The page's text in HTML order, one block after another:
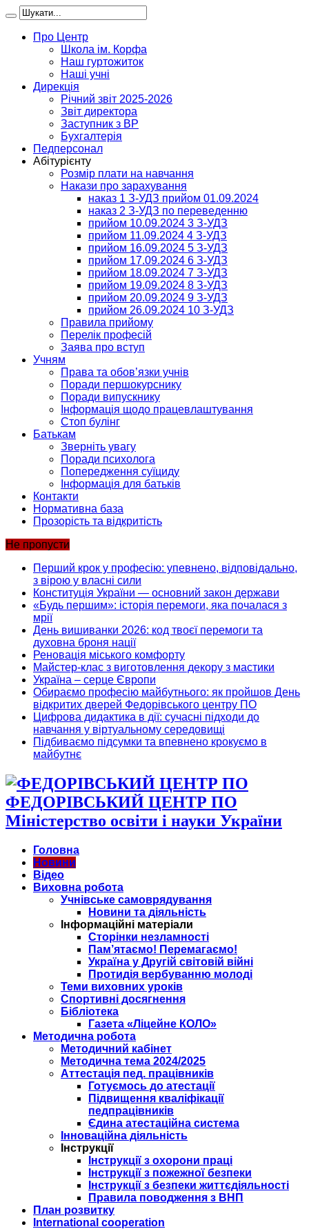
Про Центр
Школа ім. Корфа
Наш гуртожиток
Наші учні
Дирекція
Річний звіт 2025-2026
Звіт директора
Заступник з ВР
Бухгалтерія
Педперсонал
Абітурієнту
Розмір плати на навчання
Накази про зарахування
наказ 1 З-УДЗ прийом 01.09.2024
наказ 2 З-УДЗ по переведенню
прийом 10.09.2024 3 З-УДЗ
прийом 11.09.2024 4 З-УДЗ
прийом 16.09.2024 5 З-УДЗ
прийом 17.09.2024 6 З-УДЗ
прийом 18.09.2024 7 З-УДЗ
прийом 19.09.2024 8 З-УДЗ
прийом 20.09.2024 9 З-УДЗ
прийом 26.09.2024 10 З-УДЗ
Правила прийому
Перелік професій
Заява про вступ
Учням
Права та обов’язки учнів
Поради першокурснику
Поради випускнику
Інформація щодо працевлаштування
Стоп булінг
Батькам
Зверніть увагу
Поради психолога
Попередження суїциду
Інформація для батьків
Контакти
Нормативна база
Прозорість та відкритість
Не пропусти
Перший крок у професію: упевнено, відповідально,
з вірою у власні сили
Конституція України — основний закон держави
«Будь першим»: історія перемоги, яка почалася з
мрії
День вишиванки 2026: код твоєї перемоги та
духовна броня нації
Реновація міського комфорту
Майстер-клас з виготовлення декору з мастики
Україна – серце Європи
Обираємо професію майбутнього: як пройшов День
відкритих дверей Федорівського центру ПО
Цифрова дидактика в дії: сучасні підходи до
навчання у віртуальному середовищі
Підбиваємо підсумки та впевнено крокуємо в
майбутнє
ФЕДОРІВСЬКИЙ ЦЕНТР ПО
Міністерство освіти і науки України
Головна
Новини
Відео
Виховна робота
Учнівське самоврядування
Новини та діяльність
Інформаційні матеріали
Сторінки незламності
Пам’ятаємо! Перемагаємо!
Україна у Другій світовій війні
Протидія вербуванню молоді
Теми виховних уроків
Спортивні досягнення
Бібліотека
Газета «Ліцейне КОЛО»
Методична робота
Методичний кабінет
Методична тема 2024/2025
Аттестація пед. працівників
Готуємось до атестації
Підвищення кваліфікації
педпрацівників
Єдина атестаційна система
Інноваційна діяльність
Інструкції
Інструкції з охорони праці
Інструкції з пожежної безпеки
Інструкції з безпеки життєдіяльності
Правила поводження з ВНП
План розвитку
International cooperation